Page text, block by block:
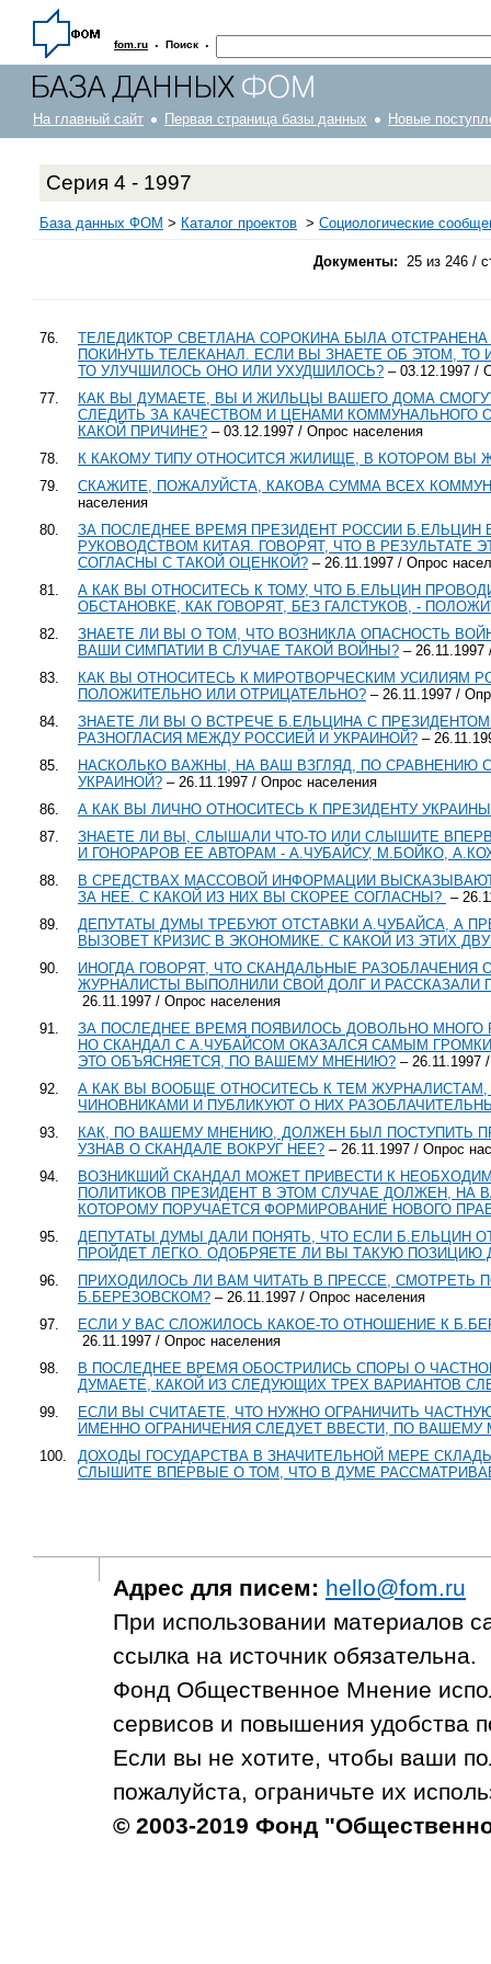
fom.ru · Поиск ·
На главный сайт Первая страница базы данных Новые
Серия 4 - 1997
База данных ФОМ > Каталог проектов > Социологические
Документы: 25 из 246 /
76.
ТЕЛЕДИКТОР СВЕТЛАНА СОРОКИНА БЫЛА
ПОКИНУТЬ ТЕЛЕКАНАЛ. ЕСЛИ ВЫ ЗНАЕТЕ ОБ ЭТОМ,
ТО УЛУЧШИЛОСЬ ОНО ИЛИ УХУДШИЛОСЬ? – 03.12.1997 /
77.
КАК ВЫ ДУМАЕТЕ, ВЫ И ЖИЛЬЦЫ ВАШЕГО ДОМА
СЛЕДИТЬ ЗА КАЧЕСТВОМ И ЦЕНАМИ
КАКОЙ ПРИЧИНЕ? – 03.12.1997 / Опрос населения
78.
К КАКОМУ ТИПУ ОТНОСИТСЯ ЖИЛИЩЕ, В КОТОРОМ ВЫ
79.
СКАЖИТЕ, ПОЖАЛУЙСТА, КАКОВА СУММА ВСЕХ
населения
80.
ЗА ПОСЛЕДНЕЕ ВРЕМЯ ПРЕЗИДЕНТ РОССИИ
РУКОВОДСТВОМ КИТАЯ. ГОВОРЯТ, ЧТО В
СОГЛАСНЫ С ТАКОЙ ОЦЕНКОЙ? – 26.11.1997 / Опрос
81.
А КАК ВЫ ОТНОСИТЕСЬ К ТОМУ, ЧТО Б.ЕЛЬЦИН
ОБСТАНОВКЕ, КАК ГОВОРЯТ, БЕЗ ГАЛСТУКОВ, -
82.
ЗНАЕТЕ ЛИ ВЫ О ТОМ, ЧТО ВОЗНИКЛА ОПАСНОСТЬ
ВАШИ СИМПАТИИ В СЛУЧАЕ ТАКОЙ ВОЙНЫ? – 26.11.1997
83.
КАК ВЫ ОТНОСИТЕСЬ К МИРОТВОРЧЕСКИМ УСИЛИЯМ
ПОЛОЖИТЕЛЬНО ИЛИ ОТРИЦАТЕЛЬНО? – 26.11.1997 /
84.
ЗНАЕТЕ ЛИ ВЫ О ВСТРЕЧЕ Б.ЕЛЬЦИНА С
РАЗНОГЛАСИЯ МЕЖДУ РОССИЕЙ И УКРАИНОЙ? –
85.
НАСКОЛЬКО ВАЖНЫ, НА ВАШ ВЗГЛЯД, ПО
УКРАИНОЙ? – 26.11.1997 / Опрос населения
86.
А КАК ВЫ ЛИЧНО ОТНОСИТЕСЬ К ПРЕЗИДЕНТУ
87.
ЗНАЕТЕ ЛИ ВЫ, СЛЫШАЛИ ЧТО-ТО ИЛИ СЛЫШИТЕ
И ГОНОРАРОВ ЕЕ АВТОРАМ - А.ЧУБАЙСУ, М.БОЙКО,
88.
В СРЕДСТВАХ МАССОВОЙ ИНФОРМАЦИИ
ЗА НЕЕ. С КАКОЙ ИЗ НИХ ВЫ СКОРЕЕ СОГЛАСНЫ? –
89.
ДЕПУТАТЫ ДУМЫ ТРЕБУЮТ ОТСТАВКИ А.ЧУБАЙСА, А
ВЫЗОВЕТ КРИЗИС В ЭКОНОМИКЕ. С КАКОЙ ИЗ ЭТИХ
90.
ИНОГДА ГОВОРЯТ, ЧТО СКАНДАЛЬНЫЕ
ЖУРНАЛИСТЫ ВЫПОЛНИЛИ СВОЙ ДОЛГ И РАССКАЗАЛИ
26.11.1997 / Опрос населения
91.
ЗА ПОСЛЕДНЕЕ ВРЕМЯ ПОЯВИЛОСЬ ДОВОЛЬНО
НО СКАНДАЛ С А.ЧУБАЙСОМ ОКАЗАЛСЯ САМЫМ
ЭТО ОБЪЯСНЯЕТСЯ, ПО ВАШЕМУ МНЕНИЮ? – 26.11.1997
92.
А КАК ВЫ ВООБЩЕ ОТНОСИТЕСЬ К ТЕМ
ЧИНОВНИКАМИ И ПУБЛИКУЮТ О НИХ
93.
КАК, ПО ВАШЕМУ МНЕНИЮ, ДОЛЖЕН БЫЛ ПОСТУПИТЬ
УЗНАВ О СКАНДАЛЕ ВОКРУГ НЕЕ? – 26.11.1997 / Опрос
94.
ВОЗНИКШИЙ СКАНДАЛ МОЖЕТ ПРИВЕСТИ К
ПОЛИТИКОВ ПРЕЗИДЕНТ В ЭТОМ СЛУЧАЕ ДОЛЖЕН, НА
КОТОРОМУ ПОРУЧАЕТСЯ ФОРМИРОВАНИЕ НОВОГО
95.
ДЕПУТАТЫ ДУМЫ ДАЛИ ПОНЯТЬ, ЧТО ЕСЛИ Б.ЕЛЬЦИН
ПРОЙДЕТ ЛЕГКО. ОДОБРЯЕТЕ ЛИ ВЫ ТАКУЮ ПОЗИЦИЮ
96.
ПРИХОДИЛОСЬ ЛИ ВАМ ЧИТАТЬ В ПРЕССЕ,
Б.БЕРЕЗОВСКОМ? – 26.11.1997 / Опрос населения
97.
ЕСЛИ У ВАС СЛОЖИЛОСЬ КАКОЕ-ТО ОТНОШЕНИЕ К
26.11.1997 / Опрос населения
98.
В ПОСЛЕДНЕЕ ВРЕМЯ ОБОСТРИЛИСЬ СПОРЫ О
ДУМАЕТЕ, КАКОЙ ИЗ СЛЕДУЮЩИХ ТРЕХ ВАРИАНТОВ
99.
ЕСЛИ ВЫ СЧИТАЕТЕ, ЧТО НУЖНО ОГРАНИЧИТЬ
ИМЕННО ОГРАНИЧЕНИЯ СЛЕДУЕТ ВВЕСТИ, ПО ВАШЕМУ
100.
ДОХОДЫ ГОСУДАРСТВА В ЗНАЧИТЕЛЬНОЙ МЕРЕ
СЛЫШИТЕ ВПЕРВЫЕ О ТОМ, ЧТО В ДУМЕ
Адрес для писем: hello@fom.ru
При использовании материалов
ссылка на источник обязательна.
Фонд Общественное Мнение
сервисов и повышения удобства
Если вы не хотите, чтобы ваши
пожалуйста, ограничьте их
© 2003-2019 Фонд